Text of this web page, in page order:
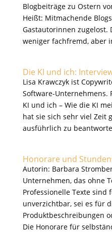
Blogbeiträge zu Ostern
Heißt: Mitmachende
Gastautorinnen zugelost.
weniger fachfremd, aber
Die KI und ich:
Lisa Krawczyk ist
Software-Unternehmens.
KI und ich – Wie die KI
hat sie sich sehr viel Zeit
ausführlich zu
Honorare und
Autorin: Barbara
Unternehmen, das ohne
Professionelle Texte sind
unverzichtbar, sei es für
Produktbeschreibungen
Die Honorare für